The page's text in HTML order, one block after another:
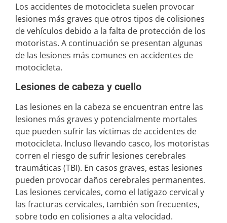
Los accidentes de motocicleta suelen provocar
lesiones más graves que otros tipos de colisiones
de vehículos debido a la falta de protección de los
motoristas. A continuación se presentan algunas
de las lesiones más comunes en accidentes de
motocicleta.
Lesiones de cabeza y cuello
Las lesiones en la cabeza se encuentran entre las
lesiones más graves y potencialmente mortales
que pueden sufrir las víctimas de accidentes de
motocicleta. Incluso llevando casco, los motoristas
corren el riesgo de sufrir lesiones cerebrales
traumáticas (TBI). En casos graves, estas lesiones
pueden provocar daños cerebrales permanentes.
Las lesiones cervicales, como el latigazo cervical y
las fracturas cervicales, también son frecuentes,
sobre todo en colisiones a alta velocidad.